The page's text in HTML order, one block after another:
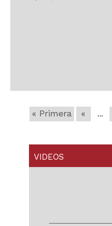
« Primera « ...
VIDEOS